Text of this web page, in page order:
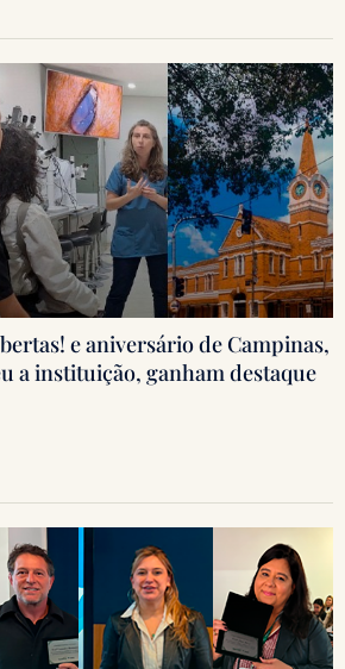
e aniversário de Campinas,
a instituição, ganham destaque